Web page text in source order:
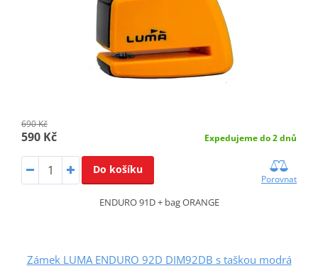
690 Kč
590 Kč Expedujeme do 2 dnů
Do košíku
Porovnat
ENDURO 91D + bag ORANGE
Zámek LUMA ENDURO 92D DIM92DB s taškou modrá